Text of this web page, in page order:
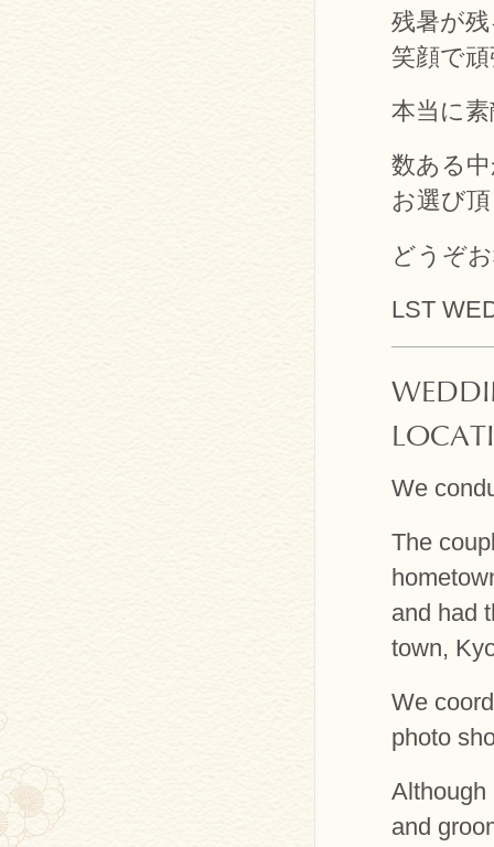
残暑が
笑顔で
本当に
数ある
お選び
どうぞ
LST
We
The
and had
town,
We
photo
Although
and